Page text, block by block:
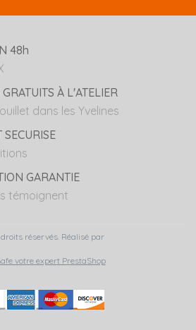
48h
À L'ATELIER
dans les Yvelines
SECURISE
GARANTIE
témoignent
réservés. Réalisé par
votre expert PrestaShop